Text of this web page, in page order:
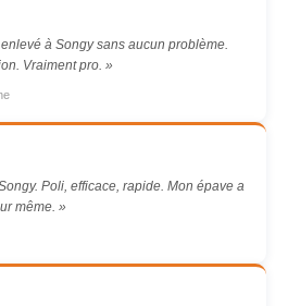
à Songy sans aucun problème.
Vraiment pro. »
Poli, efficace, rapide. Mon épave a
même. »